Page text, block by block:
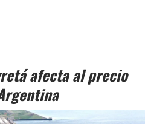
afecta al precio